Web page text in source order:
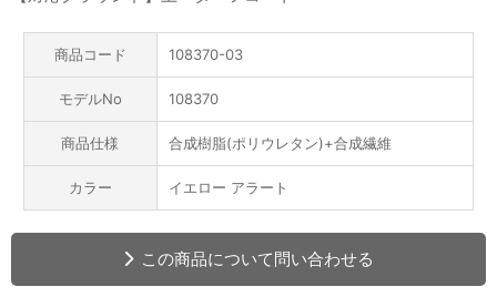
商品コード 108370-03
モデルNo 108370
商品仕様 合成樹脂(ポリウレタン)+合成繊維
カラー イエロー アラート
この商品について問い合わせる